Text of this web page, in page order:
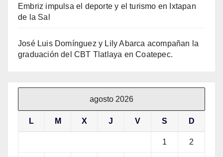
Embriz impulsa el deporte y el turismo en Ixtapan
de la Sal
José Luis Domínguez y Lily Abarca acompañan la
graduación del CBT Tlatlaya en Coatepec.
agosto 2026
L M X J V S D
1 2